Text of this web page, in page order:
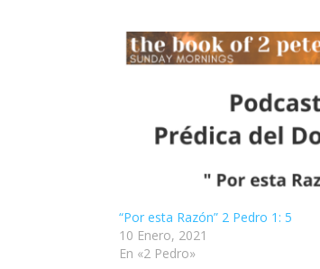
“Por esta Razón” 2 Pedro 1: 5
10 Enero, 2021
En «2 Pedro»